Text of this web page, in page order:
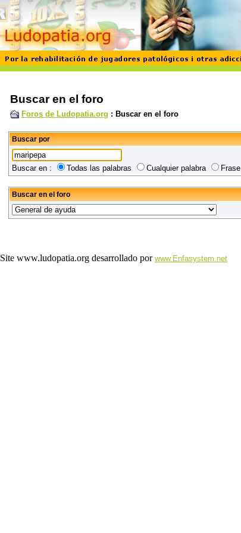
Buscar en el foro
Foros de Ludopatia.org : Buscar en el foro
Buscar por
Buscar en : Todas las palabras Cualquier palabra Frase
Buscar en el foro
Site www.ludopatia.org desarrollado por www.Enfasystem.net